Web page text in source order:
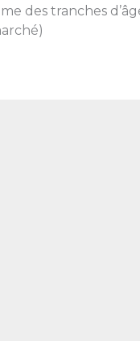
des tranches